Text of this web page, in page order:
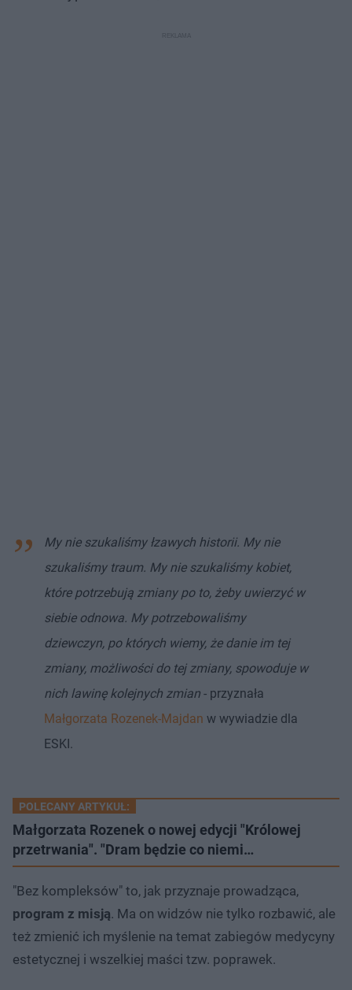
My nie szukaliśmy łzawych historii. My nie
szukaliśmy traum. My nie szukaliśmy kobiet,
które potrzebują zmiany po to, żeby uwierzyć w
siebie odnowa. My potrzebowaliśmy
dziewczyn, po których wiemy, że danie im tej
zmiany, możliwości do tej zmiany, spowoduje w
nich lawinę kolejnych zmian - przyznała
Małgorzata Rozenek-Majdan w wywiadzie dla
ESKI.
POLECANY ARTYKUŁ:
Małgorzata Rozenek o nowej edycji "Królowej
przetrwania". "Dram będzie co niemi…
"Bez kompleksów" to, jak przyznaje prowadząca,
program z misją. Ma on widzów nie tylko rozbawić, ale
też zmienić ich myślenie na temat zabiegów medycyny
estetycznej i wszelkiej maści tzw. poprawek.